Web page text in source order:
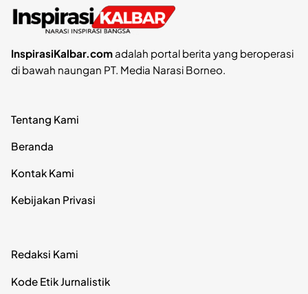
InspirasiKalbar.comadalah portal berita yang beroperasi
di bawah naungan PT. Media Narasi Borneo.
Tentang Kami
Beranda
Kontak Kami
Kebijakan Privasi
Redaksi Kami
Kode Etik Jurnalistik